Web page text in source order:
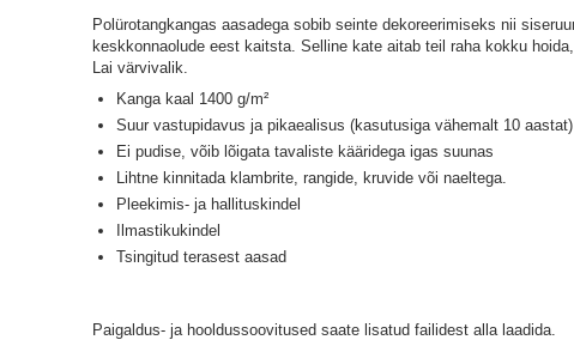
Polürotangkangas aasadega sobib seinte dekoreerimiseks nii
keskkonnaolude eest kaitsta. Selline kate aitab teil raha kokku
Lai värvivalik.
Kanga kaal 1400 g/m²
Suur vastupidavus ja pikaealisus (kasutusiga vähemalt 10 aastat)
Ei pudise, võib lõigata tavaliste kääridega igas suunas
Lihtne kinnitada klambrite, rangide, kruvide või naeltega.
Pleekimis- ja hallituskindel
Ilmastikukindel
Tsingitud terasest aasad
Paigaldus- ja hooldussoovitused saate lisatud failidest alla laadida.